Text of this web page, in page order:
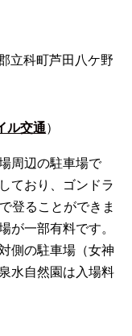
立科町芦田八ケ野
ル交通）
周辺の駐車場で
ており、ゴンドラ
登ることができま
が一部有料です。
側の駐車場（女神
水自然園は入場料